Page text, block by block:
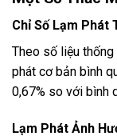
Chỉ Số Lạm Phát
Theo số liệu
phát cơ bản bình
0,67% so với bình
Lạm Phát Ảnh